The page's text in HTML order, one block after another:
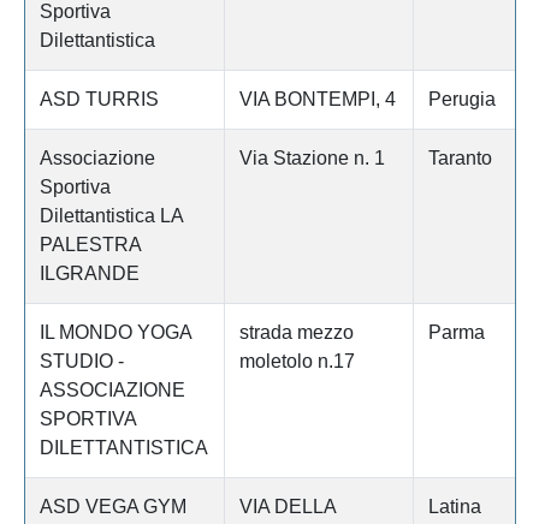
Sportiva
Dilettantistica
ASD TURRIS VIA BONTEMPI, 4 Perugia
Associazione
Sportiva
Dilettantistica LA
PALESTRA
ILGRANDE
Via Stazione n. 1 Taranto
IL MONDO YOGA
STUDIO -
ASSOCIAZIONE
SPORTIVA
DILETTANTISTICA
strada mezzo
moletolo n.17
Parma
ASD VEGA GYM
VIA DELLA
Latina